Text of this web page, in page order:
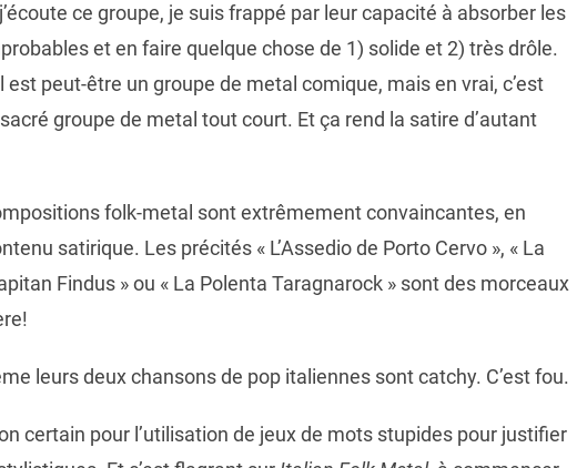
ce groupe, je suis frappé par leur capacité à absorber les
et en faire quelque chose de 1) solide et 2) très drôle.
est peut-être un groupe de metal comique, mais en vrai, c’est
groupe de metal tout court. Et ça rend la satire d’autant
folk-metal sont extrêmement convaincantes, en
satirique. Les précités « L’Assedio de Porto Cervo », « La
Findus » ou « La Polenta Taragnarock » sont des morceaux
leurs deux chansons de pop italiennes sont catchy. C’est fou.
certain pour l’utilisation de jeux de mots stupides pour justifier